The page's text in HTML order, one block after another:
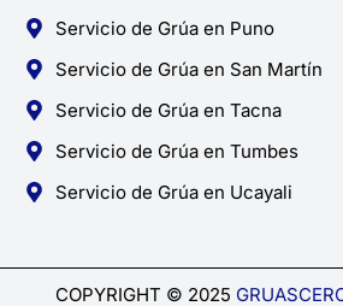
Servicio de Grúa en Puno
Servicio de Grúa en San Martín
Servicio de Grúa en Tacna
Servicio de Grúa en Tumbes
Servicio de Grúa en Ucayali
COPYRIGHT © 2025